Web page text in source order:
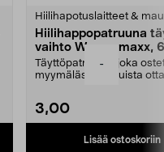
-
Hiilihapotuslaitteet &
Hiilihappopatruuna
vaihto Wassermaxx,
Täyttöpatruuna, joka
myymälästä – muista
3,00
Lisää ostoskoriin